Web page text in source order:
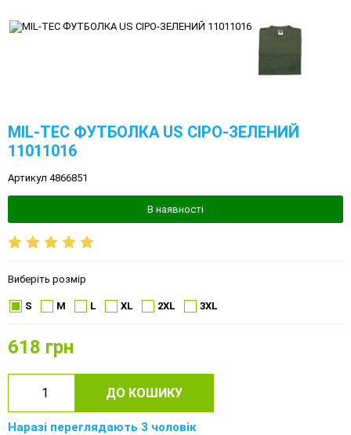
MIL-TEC ФУТБОЛКА US СІРО-ЗЕЛЕНИЙ
11011016
Артикул 4866851
В наявності
Виберіть розмір
S M L XL 2XL 3XL
618 грн
ДО КОШИКУ
Наразі переглядають 3 чоловік